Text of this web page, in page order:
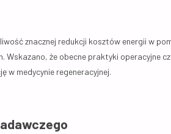
znacznej redukcji kosztów energii w
Wskazano, że obecne praktyki operacyjne
w medycynie regeneracyjnej.